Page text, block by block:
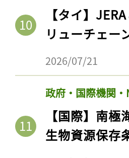
【タイ】
リューチェー
2026/07/21
政府・国際機関・
【国際】南
生物資源保存